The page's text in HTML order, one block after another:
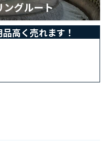
ングルート
高く売れます！